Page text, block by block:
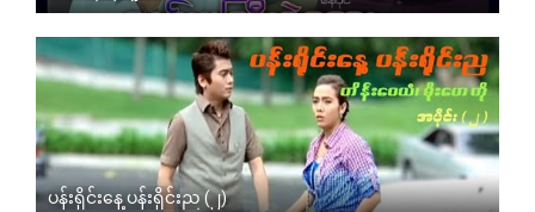
ပန်းရိုင်းနေ့ ပန်းရိုင်းည (၂)